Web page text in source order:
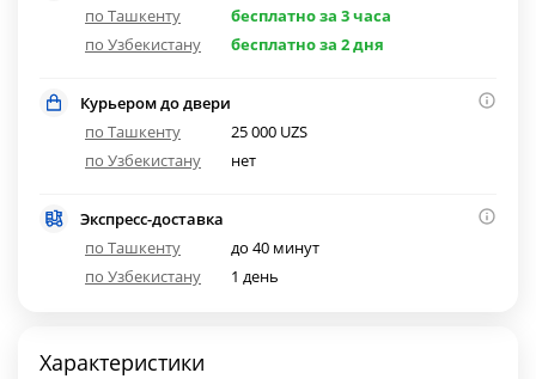
по Ташкенту
бесплатно за 3 часа
по Узбекистану
бесплатно за 2 дня
Курьером до двери
по Ташкенту
25 000 UZS
по Узбекистану
нет
Экспресс-доставка
по Ташкенту
до 40 минут
по Узбекистану
1 день
Характеристики